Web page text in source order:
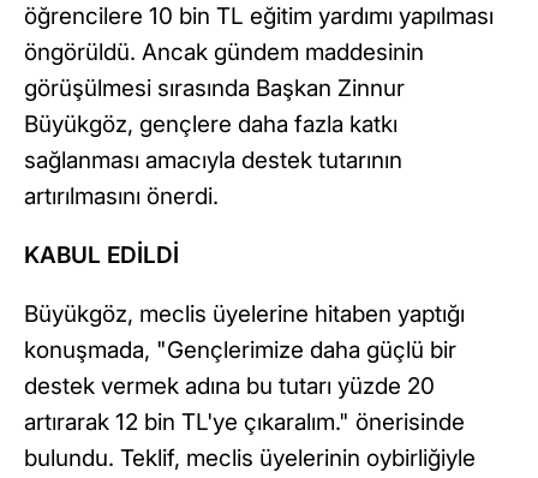
öğrencilere 10 bin TL eğitim yardımı yapılması
öngörüldü. Ancak gündem maddesinin
görüşülmesi sırasında Başkan Zinnur
Büyükgöz, gençlere daha fazla katkı
sağlanması amacıyla destek tutarının
artırılmasını önerdi.
KABUL EDİLDİ
Büyükgöz, meclis üyelerine hitaben yaptığı
konuşmada, "Gençlerimize daha güçlü bir
destek vermek adına bu tutarı yüzde 20
artırarak 12 bin TL'ye çıkaralım." önerisinde
bulundu. Teklif, meclis üyelerinin oybirliğiyle